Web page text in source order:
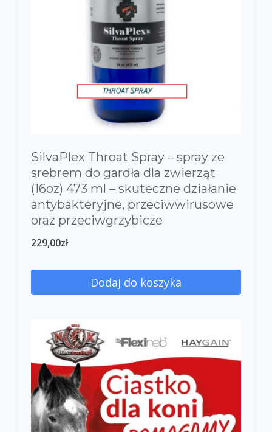
SilvaPlex Throat Spray – spray ze
srebrem do gardła dla zwierząt
(16oz) 473 ml – skuteczne działanie
antybakteryjne, przeciwwirusowe
oraz przeciwgrzybicze
229,00zł
Dodaj do koszyka